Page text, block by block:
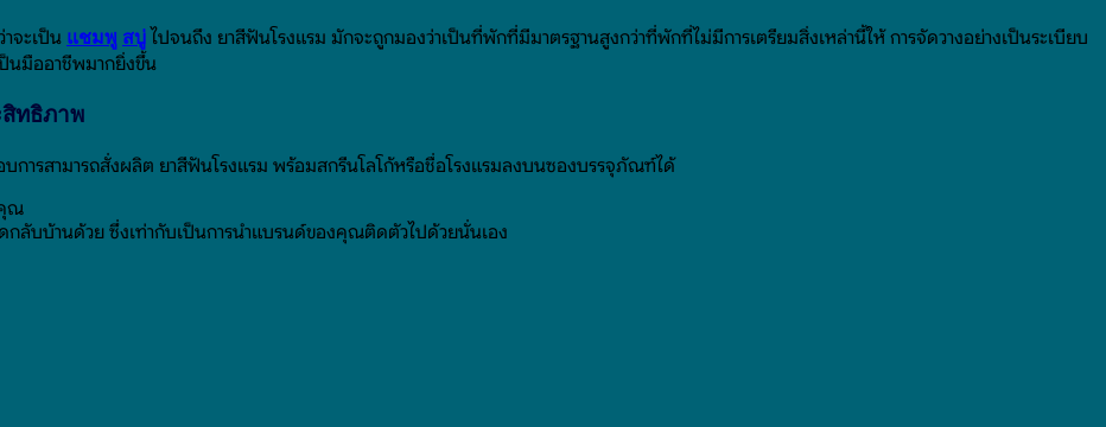
จะเป็น แชมพู สบู่ ไปจนถึง ยาสีฟันโรงแรม มักจะถูกมองว่าเป็นที่พักที่มีมาตรฐานสูงกว่าที่พักที่ไม่มีการเตรียมสิ่งเหล่านี้ให้ การจัดวางอย่างเป็นระเบียบ
นมืออาชีพมากยิ่งขึ้น
สิทธิภาพ
ารสามารถสั่งผลิต ยาสีฟันโรงแรม พร้อมสกรีนโลโก้หรือชื่อโรงแรมลงบนซองบรรจุภัณฑ์ได้
ณ
ลับบ้านด้วย ซึ่งเท่ากับเป็นการนำแบรนด์ของคุณติดตัวไปด้วยนั่นเอง